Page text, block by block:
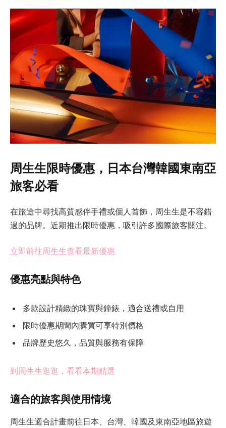
周生生限時優惠，日本台灣韓國東南亞
旅客必看
在旅途中尋找高質感伴手禮或個人首飾，周生生是不容錯
過的品牌。近期推出限時優惠，吸引許多國際旅客關注。
立即前往周生生查看最新優惠
優惠亮點與特色
多款設計精緻的珠寶與鐘錶，適合送禮或自用
限時優惠期間內購買可享特別價格
品牌歷史悠久，品質與服務有保障
到周生生逛逛，看看本期精選
適合的旅客與使用情境
周生生適合計畫前往日本、台灣、韓國及東南亞地區旅遊